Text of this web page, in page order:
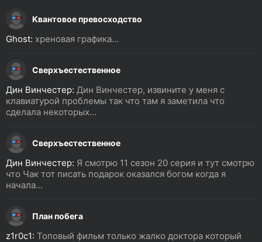
Квантовое превосходство
Ghost: хреновая графика...
Сверхъестественное
Дин Винчестер: Дин Винчестер, извините у меня с
клавиатурой проблемы так что там я заметила что
сделала некоторых...
Сверхъестественное
Дин Винчестер: Я смотрю 11 сезон 20 серия и тут смотрю
что Чак тот писать подарок оказался богом когда я
начала...
План побега
z1r0c1: Топовый фильм только жалко доктора который